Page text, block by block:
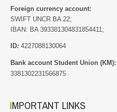
Foreign currency account:
SWIFT UNCR BA 22;
IBAN: BA 393381304831854411;
ID: 4227088130064
Bank account Student Union (KM):
3381302231566875
IMPORTANT LINKS